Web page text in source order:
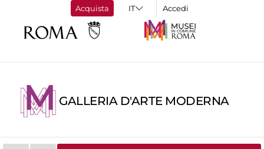
Acquista Accedi
GALLERIA D'ARTE MODERNA